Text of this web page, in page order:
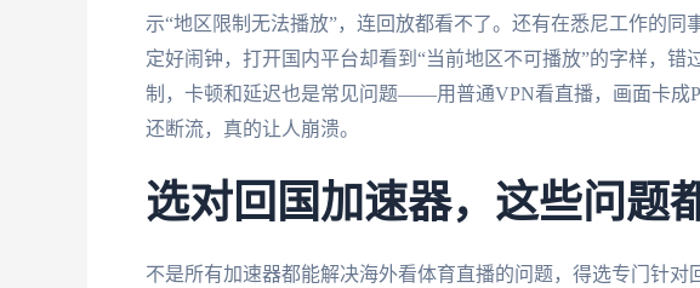
示“地区限制无法播放”，连回放都看不了。还有在悉尼工作的同
定好闹钟，打开国内平台却看到“当前地区不可播放”的字样，错
制，卡顿和延迟也是常见问题——用普通VPN看直播，画面卡成
还断流，真的让人崩溃。
选对回国加速器，这些问题
不是所有加速器都能解决海外看体育直播的问题，得选专门针对